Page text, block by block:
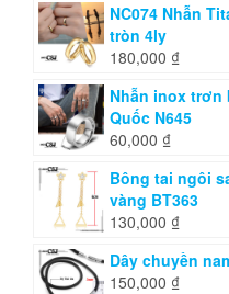
NC074 Nhẫn
tròn 4ly
180,000 ₫
Nhẫn inox trơn
Quốc N645
60,000 ₫
Bông tai ngôi
vàng BT363
130,000 ₫
Dây chuyền
150,000 ₫